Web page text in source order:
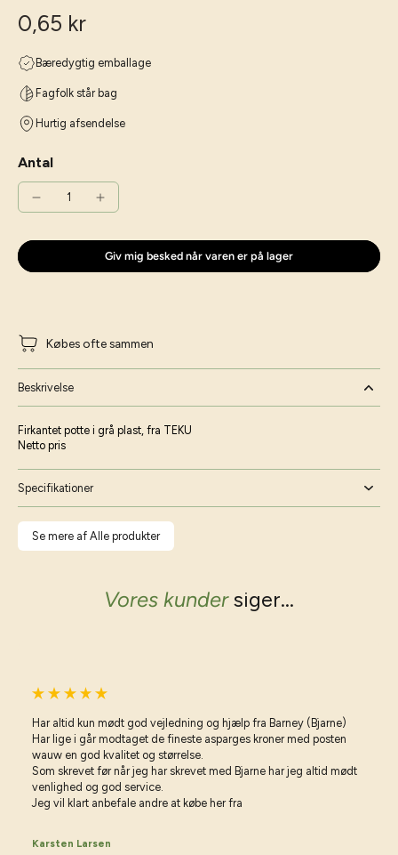
0,65 kr
Bæredygtig emballage
Fagfolk står bag
Hurtig afsendelse
Antal
Giv mig besked når varen er på lager
Købes ofte sammen
Beskrivelse
Firkantet potte i grå plast, fra TEKU
Netto pris
Specifikationer
Se mere af Alle produkter
Vores kundersiger...
Har altid kun mødt god vejledning og hjælp fra Barney (Bjarne)
Har lige i går modtaget de fineste asparges kroner med posten
wauw en god kvalitet og størrelse.
Som skrevet før når jeg har skrevet med Bjarne har jeg altid mødt
venlighed og god service.
Jeg vil klart anbefale andre at købe her fra
Karsten Larsen